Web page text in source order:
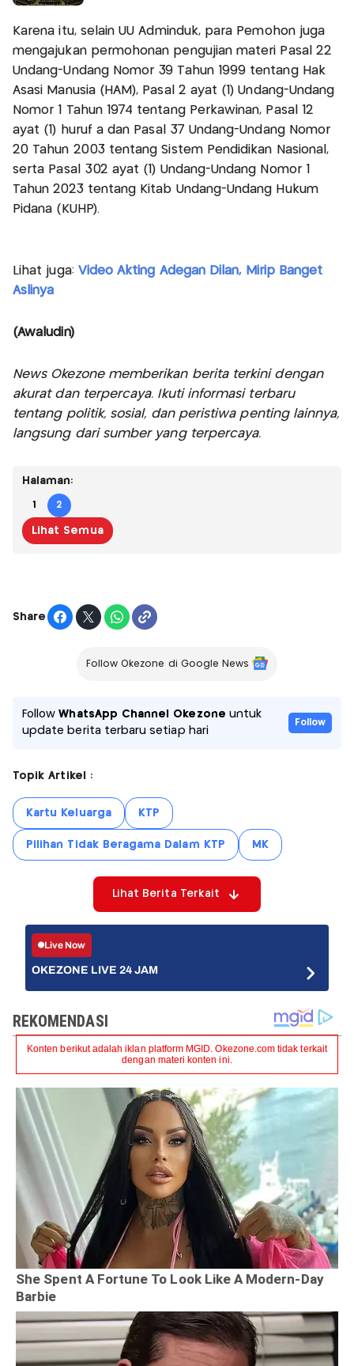
Karena itu, selain UU Adminduk, para Pemohon juga
mengajukan permohonan pengujian materi Pasal 22
Undang-Undang Nomor 39 Tahun 1999 tentang Hak
Asasi Manusia (HAM), Pasal 2 ayat (1) Undang-Undang
Nomor 1 Tahun 1974 tentang Perkawinan, Pasal 12
ayat (1) huruf a dan Pasal 37 Undang-Undang Nomor
20 Tahun 2003 tentang Sistem Pendidikan Nasional,
serta Pasal 302 ayat (1) Undang-Undang Nomor 1
Tahun 2023 tentang Kitab Undang-Undang Hukum
Pidana (KUHP).
Lihat juga: Video Akting Adegan Dilan, Mirip Banget
Aslinya
(Awaludin)
News Okezone memberikan berita terkini dengan
akurat dan terpercaya. Ikuti informasi terbaru
tentang politik, sosial, dan peristiwa penting lainnya,
langsung dari sumber yang terpercaya.
Halaman:
1 2
Lihat Semua
Share
Follow Okezone di Google News
FollowWhatsApp Channel Okezone untuk
update berita terbaru setiap hari
Follow
Topik Artikel :
Kartu Keluarga KTP
Pilihan Tidak Beragama Dalam KTP MK
Lihat Berita Terkait
Live Now
OKEZONE LIVE 24 JAM